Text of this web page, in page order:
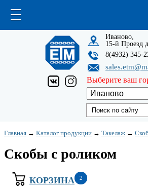
Иваново,
15-й Проезд
8(4932) 345-
Выберите ваш
Главная → Каталог продукции → Такелаж →
Скобы с роликом
КОРЗИНА 2